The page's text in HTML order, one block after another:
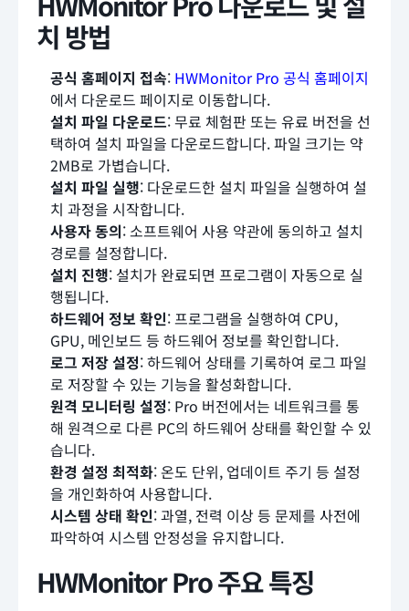
치 방법
공식 홈페이지 접속: HWMonitor Pro 공식 홈페이지
에서 다운로드 페이지로 이동합니다.
설치 파일 다운로드: 무료 체험판 또는 유료 버전을 선
택하여 설치 파일을 다운로드합니다. 파일 크기는 약
2MB로 가볍습니다.
설치 파일 실행: 다운로드한 설치 파일을 실행하여 설
치 과정을 시작합니다.
사용자 동의: 소프트웨어 사용 약관에 동의하고 설치
경로를 설정합니다.
설치 진행: 설치가 완료되면 프로그램이 자동으로 실
행됩니다.
하드웨어 정보 확인: 프로그램을 실행하여 CPU,
GPU, 메인보드 등 하드웨어 정보를 확인합니다.
로그 저장 설정: 하드웨어 상태를 기록하여 로그 파일
로 저장할 수 있는 기능을 활성화합니다.
원격 모니터링 설정: Pro 버전에서는 네트워크를 통
해 원격으로 다른 PC의 하드웨어 상태를 확인할 수 있
습니다.
환경 설정 최적화: 온도 단위, 업데이트 주기 등 설정
을 개인화하여 사용합니다.
시스템 상태 확인: 과열, 전력 이상 등 문제를 사전에
파악하여 시스템 안정성을 유지합니다.
HWMonitor Pro 주요 특징